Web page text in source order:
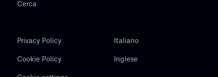
Cerca
Privacy Policy
Cookie Policy
Italiano
Inglese